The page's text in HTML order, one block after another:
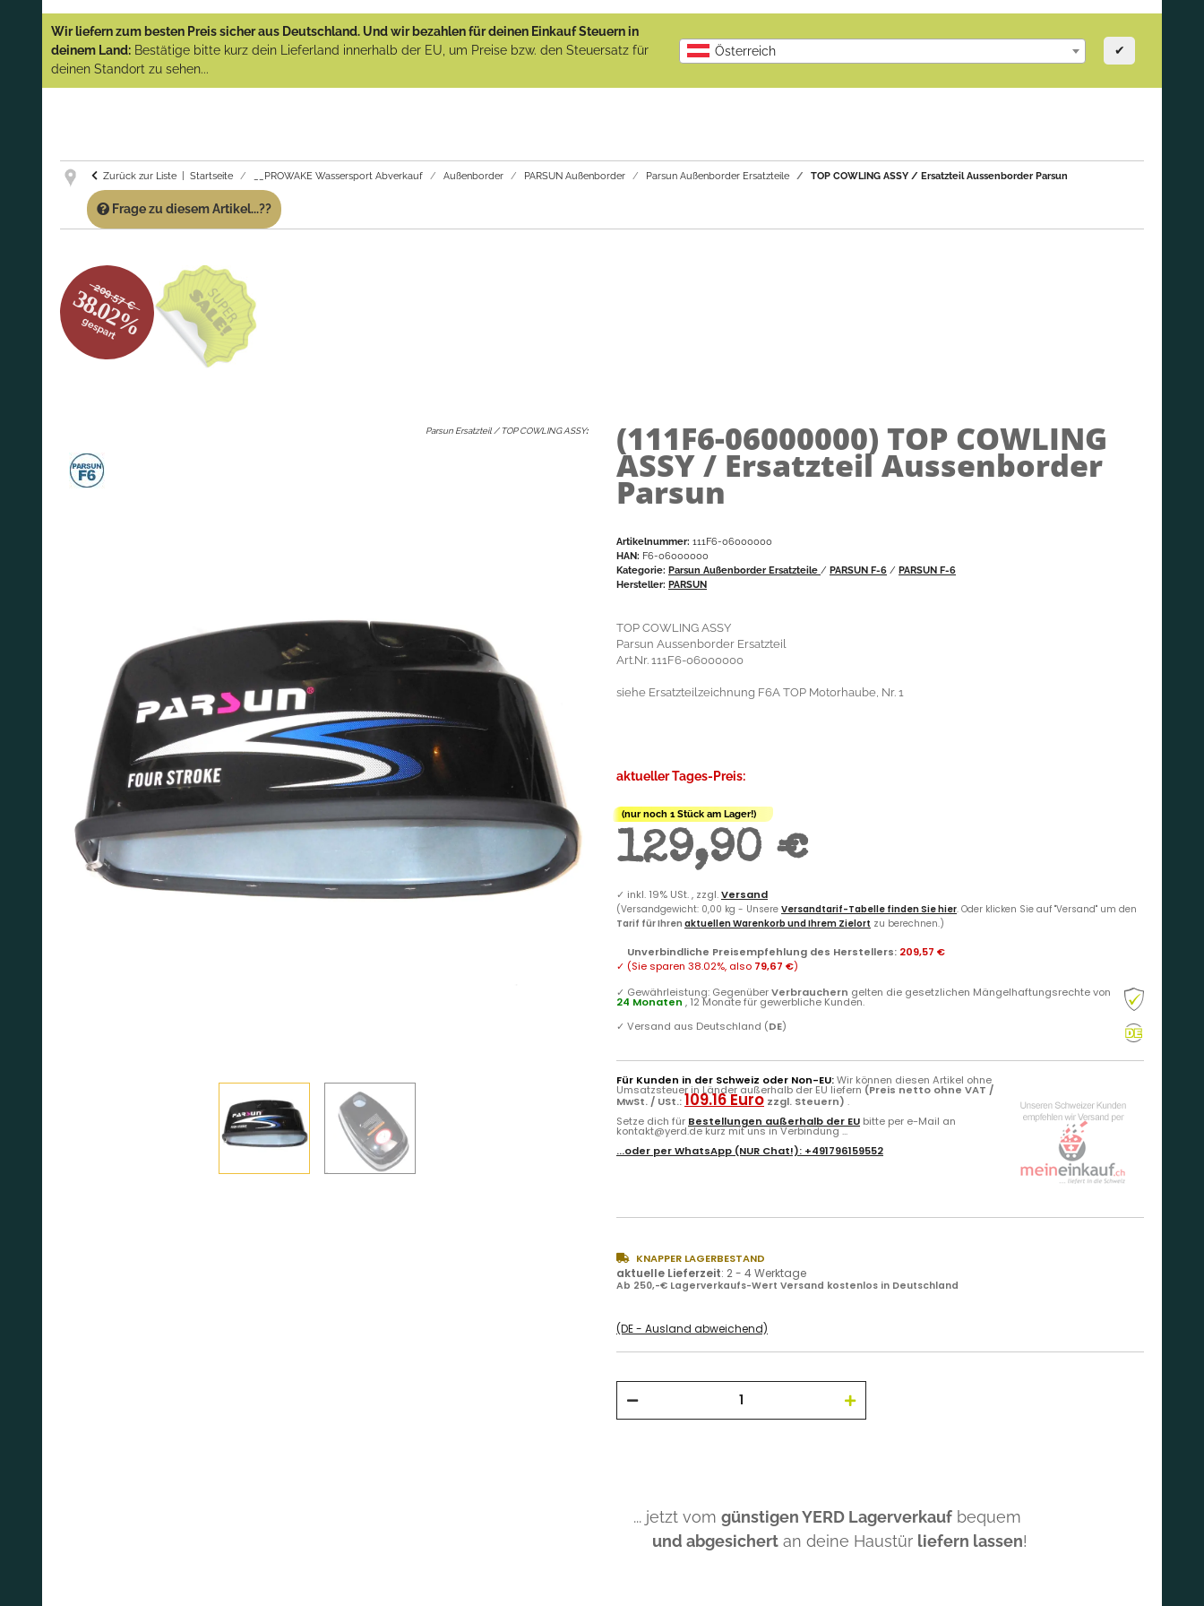
(Abverkauf)!
GARANTIE UND SERVICE:
Artikeln einfach an!
Wir liefern zum besten Preis sicher aus Deutschland. Und wir bezahlen für deinen Einkauf Steuern in
deinem Land: Bestätige bitte kurz dein Lieferland innerhalb der EU, um Preise bzw. den Steuersatz für
deinen Standort zu sehen...
Österreich ✔
Zurück zur Liste Startseite __PROWAKE Wassersport Abverkauf Außenborder PARSUN Außenborder Parsun Außenborder Ersatzteile TOP COWLING ASSY / Ersatzteil Aussenborder Parsun
Frage zu diesem Artikel...??
209.57 €
38.02%
gespart
Parsun Ersatzteil / TOP COWLING ASSY: (111F6-06000000) TOP COWLING
ASSY / Ersatzteil Aussenborder
Parsun
Artikelnummer: 111F6-06000000
HAN: F6-06000000
Kategorie: Parsun Außenborder Ersatzteile / PARSUN F-6 / PARSUN F-6
Hersteller: PARSUN
TOP COWLING ASSY
Parsun Aussenborder Ersatzteil
Art.Nr. 111F6-06000000
siehe Ersatzteilzeichnung F6A TOP Motorhaube, Nr. 1
aktueller Tages-Preis:
(nur noch 1 Stück am Lager!)
129,90 €
✓ inkl. 19% USt. , zzgl.Versand
(Versandgewicht: 0,00 kg - Unsere Versandtarif-Tabelle finden Sie hier. Oder klicken Sie auf "Versand" um den
Tarif für Ihren aktuellen Warenkorb und Ihrem Zielort zu berechnen.)
Unverbindliche Preisempfehlung des Herstellers: 209,57 €
✓ (Sie sparen 38.02%, also 79,67 €)
✓ Gewährleistung: GegenüberVerbrauchern gelten die gesetzlichen Mängelhaftungsrechte von
24 Monaten , 12 Monate für gewerbliche Kunden.
✓ Versand aus Deutschland (DE)
Für Kunden in der Schweiz oder Non-EU:Wir können diesen Artikel ohne
Umsatzsteuer in Länder außerhalb der EU liefern (Preis netto ohne VAT /
MwSt. / USt.:109.16 Euro zzgl. Steuern) .
Setze dich für Bestellungen außerhalb der EU bitte per e-Mail an
kontakt@yerd.de kurz mit uns in Verbindung ...
...oder perWhatsApp (NUR Chat!): +491796159552
KNAPPER LAGERBESTAND
aktuelle Lieferzeit: 2 - 4 Werktage
Ab 250,-€ Lagerverkaufs-Wert Versand kostenlos in Deutschland
(DE - Ausland abweichend)
... jetzt vom günstigen YERD Lagerverkauf bequem
und abgesichert an deine Haustür liefern lassen!